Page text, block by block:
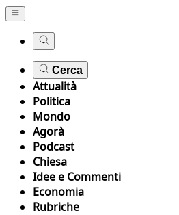
Cerca
Attualità
Politica
Mondo
Agorà
Podcast
Chiesa
Idee e Commenti
Economia
Rubriche